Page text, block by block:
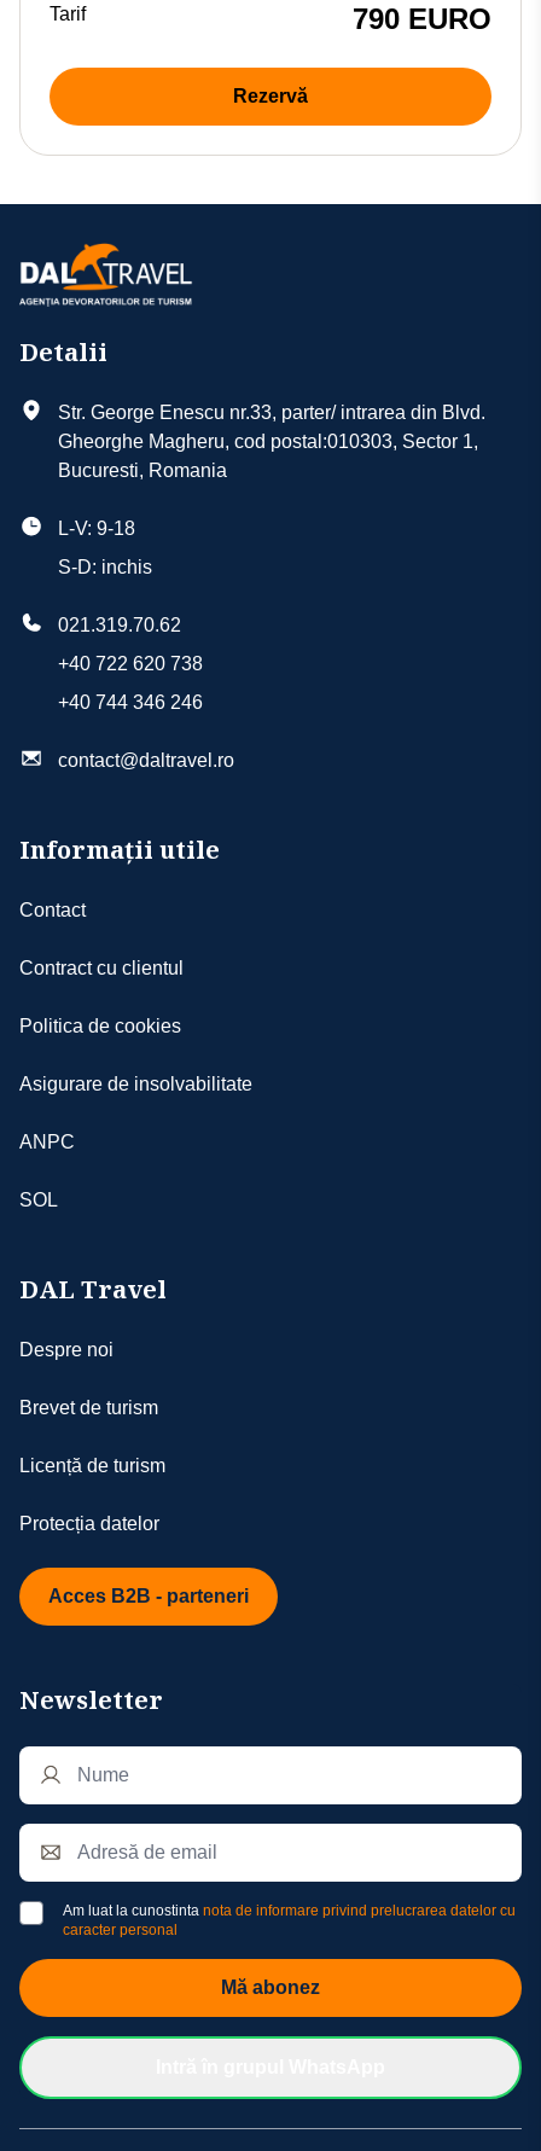
Tarif
790 EURO
Rezervă
Detalii
Str. George Enescu nr.33, parter/ intrarea din Blvd.
Gheorghe Magheru, cod postal:010303, Sector 1,
Bucuresti, Romania
L-V: 9-18
S-D: inchis
021.319.70.62
+40 722 620 738
+40 744 346 246
contact@daltravel.ro
Informații utile
Contact
Contract cu clientul
Politica de cookies
Asigurare de insolvabilitate
ANPC
SOL
DAL Travel
Despre noi
Brevet de turism
Licență de turism
Protecția datelor
Acces B2B - parteneri
Newsletter
Am luat la cunostinta nota de informare privind prelucrarea datelor cu
caracter personal
Mă abonez